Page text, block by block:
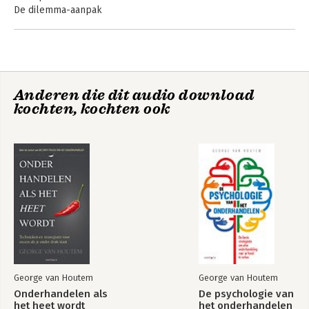
De psychologie van
het onderhandelen
Onderhandelen als
De dilemma-aanpak
Weet wat je minimaal wilt bereiken
Met wie zit je aan tafel?
Dirty trick - Het lokaas
Dirty trick - Dreigen met niet-bestaande gevaren
2 De openingsfase
Inventariseer je kansen
De ideale openingszet
Dirty trick - De veiling
Dirty trick - Extreem voorstel
Dirty trick - Beginbod is eindbod
Dirty trick - Het ultimatum
Anderen die dit audio download
kochten, kochten ook
George van Houtem
Onderhandelen als
het heet wordt
George van Houtem
De psychologie van
het onderhandelen